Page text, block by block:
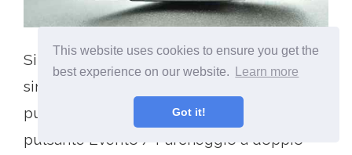
This website uses cookies to ensure you get the
best experience on our website.
Learn more
Got it!
Si tratta di un pulsante di accensione, a
sinistra / indietro e a destra / avanti, il
pulsante del menu M, il pulsante OK e un
pulsante Evento / Parcheggio a doppio